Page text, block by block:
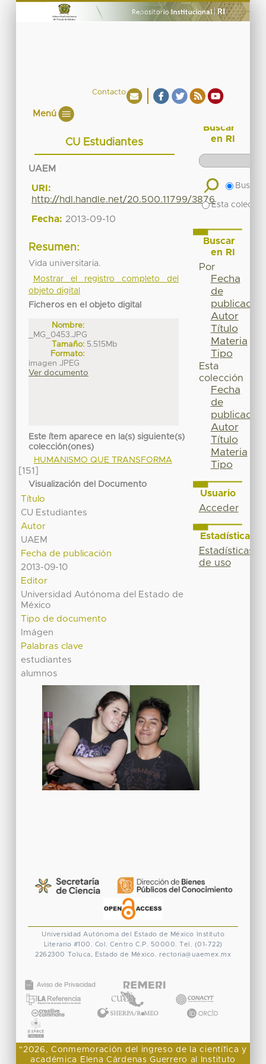
Contacto
Menú
CU Estudiantes
UAEM
URI:
http://hdl.handle.net/20.500.11799/3876
Fecha: 2013-09-10
Resumen:
Vida universitaria.
Mostrar el registro completo del
objeto digital
Ficheros en el objeto digital
Nombre:
_MG_0453.JPG
Tamaño: 5.515Mb
Formato:
imagen JPEG
Ver documento
Este ítem aparece en la(s) siguiente(s)
colección(ones)
HUMANISMO QUE TRANSFORMA
[151]
Visualización del Documento
Título
CU Estudiantes
Autor
UAEM
Fecha de publicación
2013-09-10
Editor
Universidad Autónoma del Estado de
México
Tipo de documento
Imágen
Palabras clave
estudiantes
alumnos
Buscar
en RI
Buscar
Esta
Buscar
en RI
Por
Fecha
de
publicación
Autor
Título
Materia
Tipo
Esta
colección
Fecha
de
publicación
Autor
Título
Materia
Tipo
Usuario
Acceder
Estadísticas
Estadísticas
de uso
Universidad Autónoma del Estado de México
Instituto
Literario #100. Col. Centro C.P. 50000. Tel. (01-722)
2262300 Toluca, Estado de México. rectoria@uaemex.mx
"2026, Conmemoración del ingreso de la científica y
académica Elena Cárdenas Guerrero al Instituto